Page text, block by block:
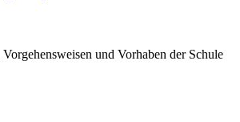
und Vorhaben der Schule